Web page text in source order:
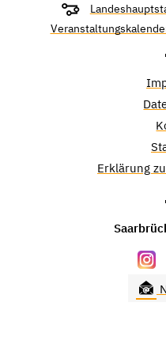
Erklärung